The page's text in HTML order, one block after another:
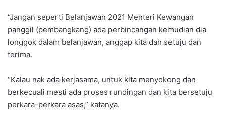
“Jangan seperti Belanjawan 2021 Menteri Kewangan
panggil (pembangkang) ada perbincangan kemudian dia
longgok dalam belanjawan, anggap kita dah setuju dan
terima.
“Kalau nak ada kerjasama, untuk kita menyokong dan
berkecuali mesti ada proses rundingan dan kita bersetuju
perkara-perkara asas,” katanya.